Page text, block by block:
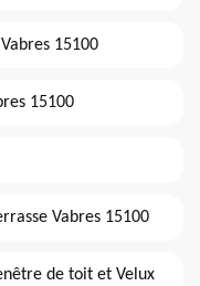
15100
15100
Vabres 15100
de toit et Velux